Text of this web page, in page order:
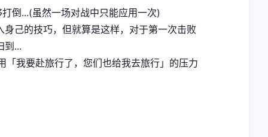
倒...(虽然一场对战中只能应用一次)
己的技巧，但就算是这样，对于第一次击败
到...
我要赴旅行了，您们也给我去旅行」的压力